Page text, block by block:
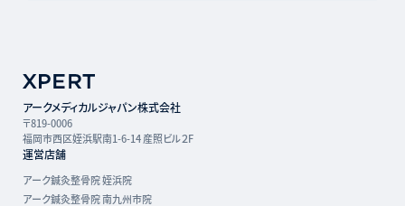
アークメディカルジャパン株式会社
〒819-0006
福岡市西区姪浜駅南1-6-14 産照ビル２F
運営店舗
アーク鍼灸整骨院 姪浜院
アーク鍼灸整骨院 南九州市院